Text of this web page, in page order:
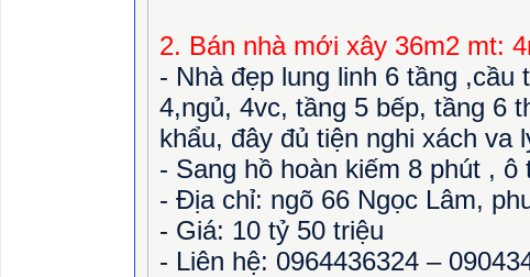
2. Bán nhà mới xây 36m2 mt:
- Nhà đẹp lung linh 6 tầng ,cầu
4,ngủ, 4vc, tầng 5 bếp, tầng 6
khẩu, đây đủ tiện nghi xách va
- Sang hồ hoàn kiếm 8 phút ,
- Địa chỉ: ngõ 66 Ngọc Lâm,
- Giá: 10 tỷ 50 triệu
- Liên hệ: 0964436324 –